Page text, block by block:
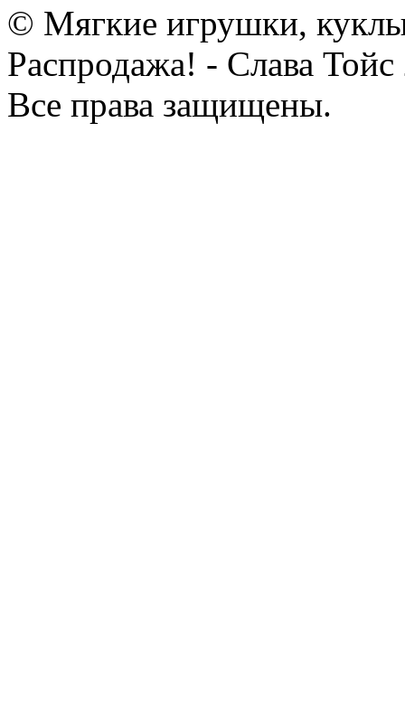
© Мягкие игрушки,
Распродажа! - Слава Тойс
Все права защищены.